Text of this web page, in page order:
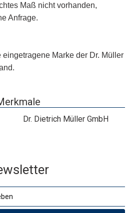
Maß nicht vorhanden,
Anfrage.
Marke der Dr. Müller
Dr. Dietrich Müller GmbH